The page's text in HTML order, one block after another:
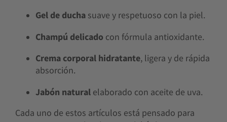
Gel de ducha suave y respetuoso con la piel.
Champú delicado con fórmula antioxidante.
Crema corporal hidratante, ligera y de rápida
absorción.
Jabón natural elaborado con aceite de uva.
Cada uno de estos artículos está pensado para